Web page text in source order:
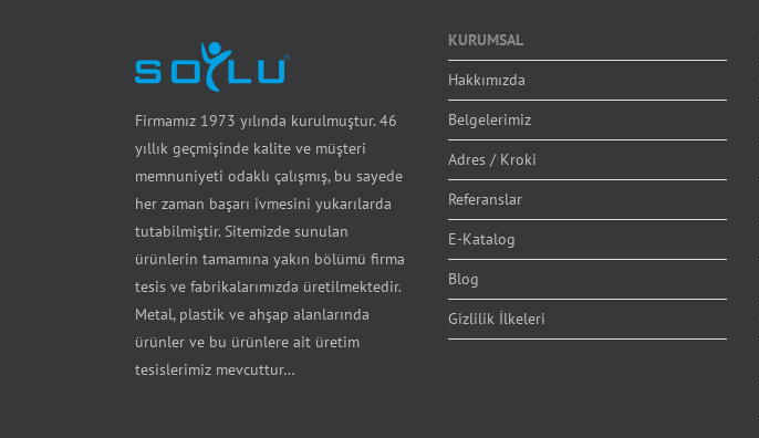
Firmamız 1973 yılında kurulmuştur. 46
yıllık geçmişinde kalite ve müşteri
memnuniyeti odaklı çalışmış, bu sayede
her zaman başarı ivmesini yukarılarda
tutabilmiştir. Sitemizde sunulan
ürünlerin tamamına yakın bölümü firma
tesis ve fabrikalarımızda üretilmektedir.
Metal, plastik ve ahşap alanlarında
ürünler ve bu ürünlere ait üretim
tesislerimiz mevcuttur…
KURUMSAL
Hakkımızda
Belgelerimiz
Adres / Kroki
Referanslar
E-Katalog
Blog
Gizlilik İlkeleri